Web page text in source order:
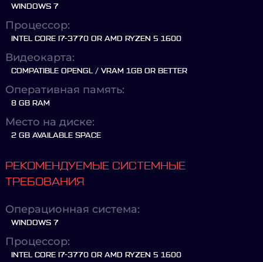
WINDOWS 7
Процессор:
INTEL CORE I7-3770 OR AMD RYZEN 5 1600
Видеокарта:
COMPATIBLE OPENGL / VRAM 1GB OR BETTER
Оперативная память:
8 GB RAM
Место на диске:
2 GB AVAILABLE SPACE
РЕКОМЕНДУЕМЫЕ СИСТЕМНЫЕ
ТРЕБОВАНИЯ
Операционная система:
WINDOWS 7
Процессор:
INTEL CORE I7-3770 OR AMD RYZEN 5 1600